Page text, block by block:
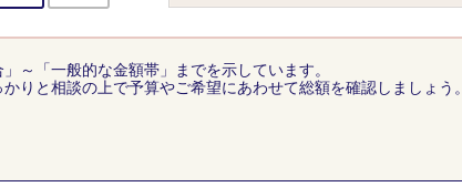
～「一般的な金額帯」までを示しています。
と相談の上で予算やご希望にあわせて総額を確認しましょう。